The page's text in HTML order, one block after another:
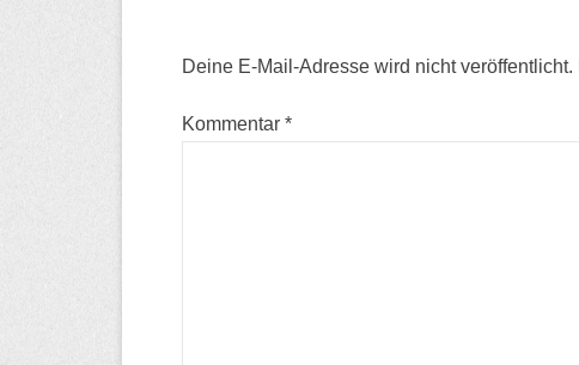
Deine E-Mail-Adresse wird nicht veröffentlicht.
Kommentar *